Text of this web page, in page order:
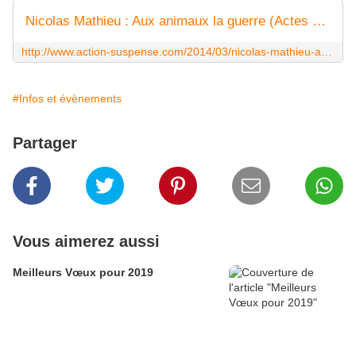
Nicolas Mathieu : Aux animaux la guerre (Actes Noirs, 2014) - Coup de cœur - - Le blog de Claude LE NOCHER
#Infos et évènements
Partager
Vous aimerez aussi
Meilleurs Vœux pour 2019